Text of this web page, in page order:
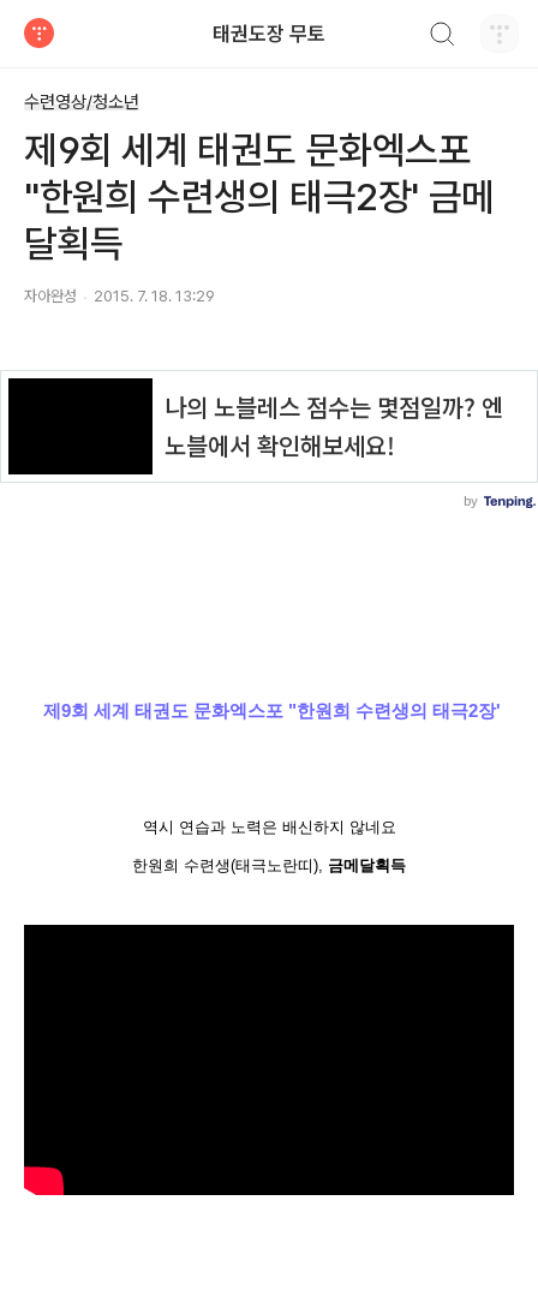
태권도장 무토
수련영상/청소년
제9회 세계 태권도 문화엑스포
"한원희 수련생의 태극2장' 금메
달획득
자아완성 2015. 7. 18. 13:29
제9회 세계 태권도 문화엑스포 "한원희 수련생의 태극2장'
역시 연습과 노력은 배신하지 않네요
한원희 수련생(태극노란띠), 금메달획득